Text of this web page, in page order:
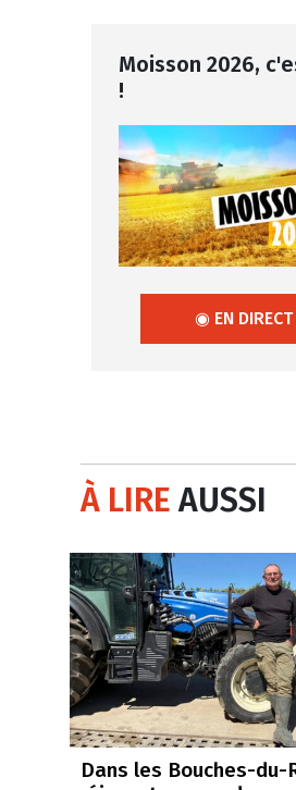
Moisson 2026,
!
◉ EN DIRECT
À LIREAUSSI
Dans les Bouches-du-